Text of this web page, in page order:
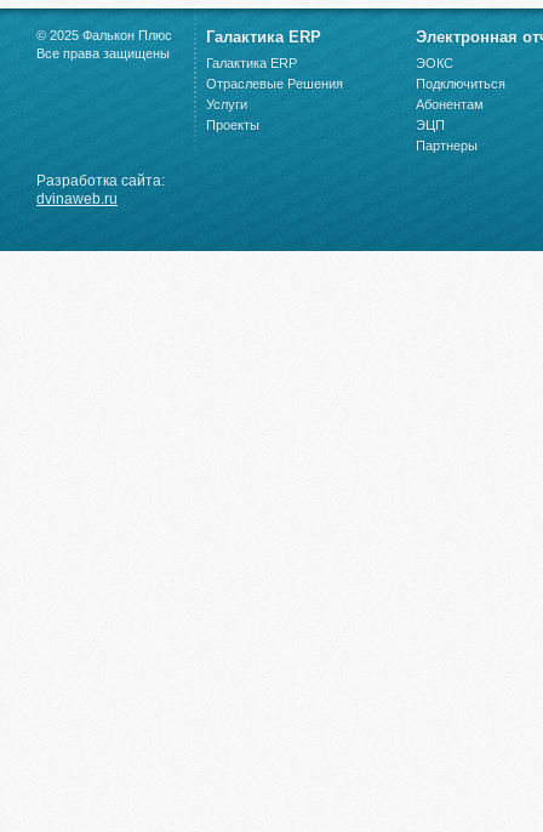
© 2025 Фалькон Плюс
Все права защищены
Разработка сайта:
dvinaweb.ru
Галактика ERP
Галактика ERP
Отраслевые Решения
Услуги
Проекты
Электронная
ЭОКС
Подключиться
Абонентам
ЭЦП
Партнеры